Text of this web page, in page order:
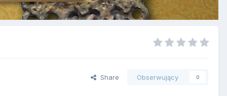
Share Obserwujący 0